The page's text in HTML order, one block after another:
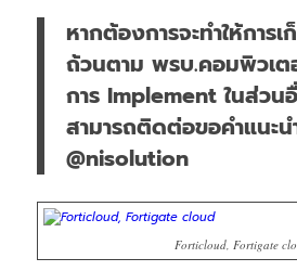
หากต้องการจะทำให้การ
ถ้วนตาม พรบ.คอมพิวเต
การ Implement ในส่วน
สามารถติดต่อขอคำแนะน
@nisolution
Forticloud, Fortigate